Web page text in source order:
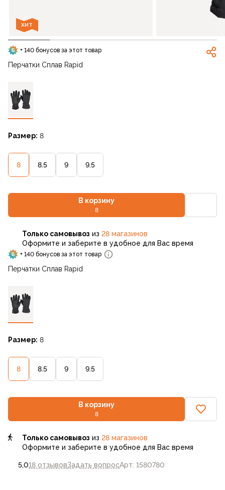
ХИТ
+ 140 бонусов за этот товар
Перчатки Сплав Rapid
Размер: 8
8 8.5 9 9.5
В корзину
8
5,018 отзывовЗадать вопросАрт: 1580780
Только самовывоз из 28 магазинов
Оформите и заберите в удобное для Вас время
+ 140 бонусов за этот товар
Перчатки Сплав Rapid
Размер: 8
8 8.5 9 9.5
В корзину
8
Только самовывоз из 28 магазинов
Оформите и заберите в удобное для Вас время